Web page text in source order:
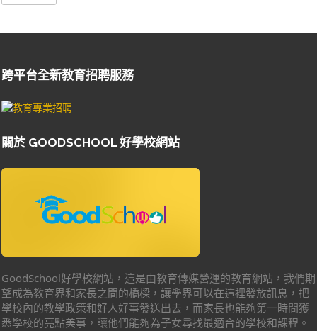
跨平台全新教育招聘服務
關於 GOODSCHOOL 好學校網站
GoodSchool好學校網站，這是由教育傳媒營運的教育網站，我們期
望成為教育界和家長之間的橋樑，讓學界可以在這裡發放訊息，把
學校內的教學政策和好人好事發送出去，而家長也能夠第一時間獲
悉學校的亮點美事，讓他們能夠為子女尋找最適合的學校和課程。